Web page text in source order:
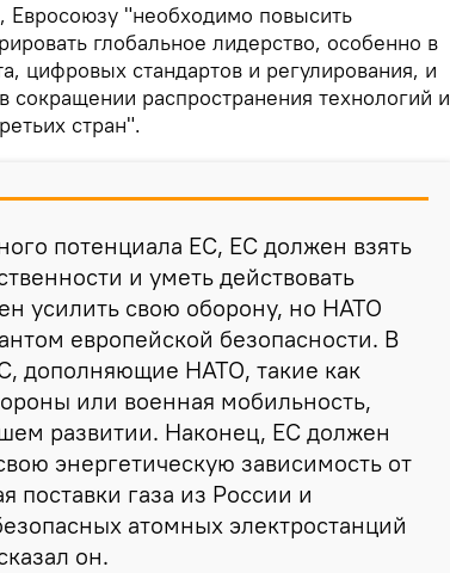
Евросоюзу "необходимо повысить
глобальное лидерство, особенно в
цифровых стандартов и регулирования, и
распространения технологий и
стран".
потенциала ЕС, ЕС должен взять
и уметь действовать
усилить свою оборону, но НАТО
европейской безопасности. В
дополняющие НАТО, такие как
или военная мобильность,
развитии. Наконец, ЕС должен
энергетическую зависимость от
поставки газа из России и
атомных электростанций
он.